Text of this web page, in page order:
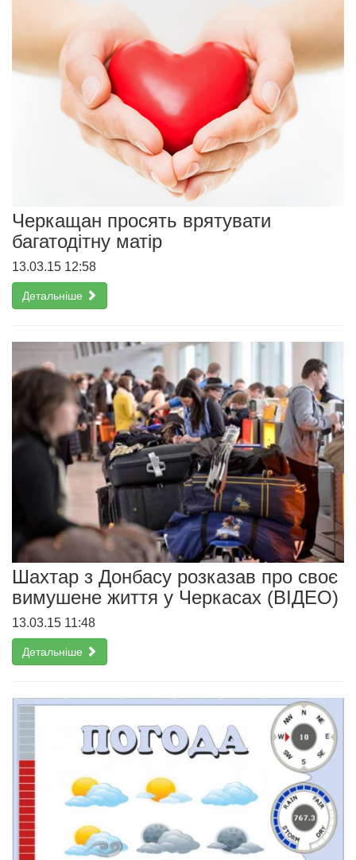
Черкащан просять врятувати
багатодітну матір
13.03.15 12:58
Детальніше
Шахтар з Донбасу розказав про своє
вимушене життя у Черкасах (ВІДЕО)
13.03.15 11:48
Детальніше